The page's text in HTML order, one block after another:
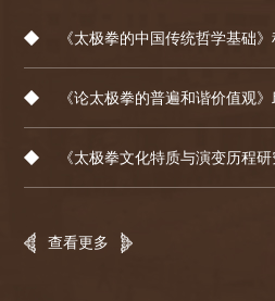
《太极拳的中国传统哲学基础
《论太极拳的普遍和谐价值观
《太极拳文化特质与演变历程
查看更多